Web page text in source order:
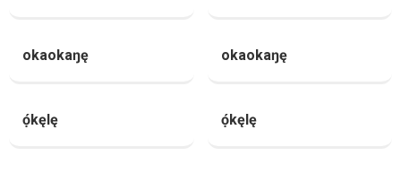
okaokaŋę okaokaŋę
ọ́kęlę ọ́kęlę